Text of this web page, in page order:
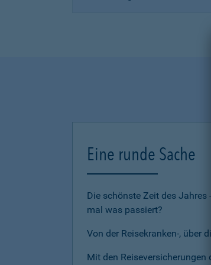
Eine runde Sache
Die schönste Zeit des
mal was passiert?
Von der Reisekranken-, über
Mit den Reiseversicherungen